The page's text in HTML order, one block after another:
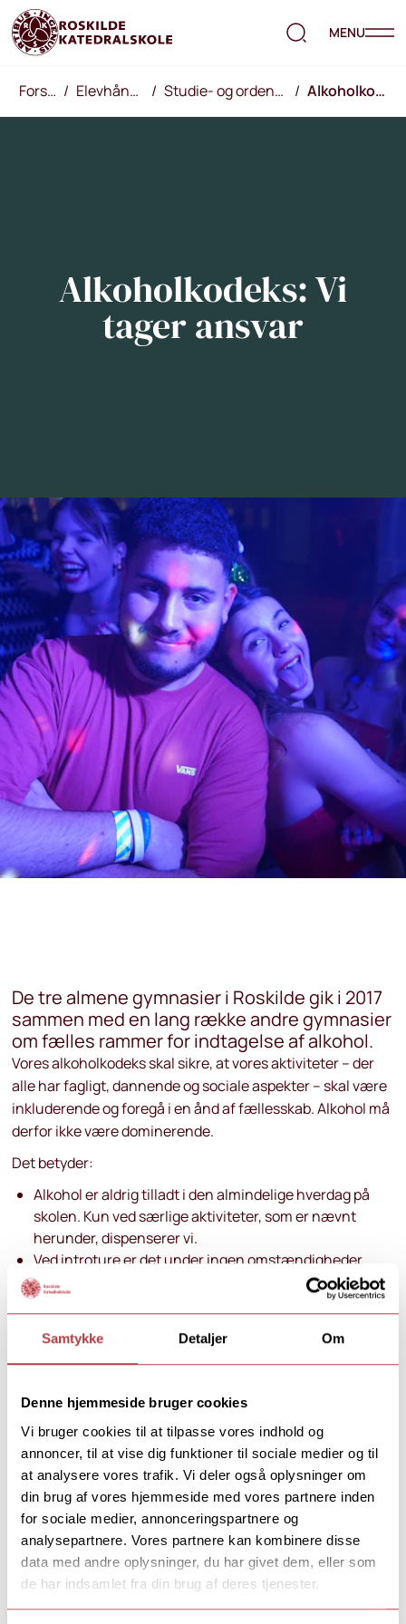
Samtykke Detaljer Om
Denne hjemmeside bruger cookies
Vi bruger cookies til at tilpasse vores indhold og
annoncer, til at vise dig funktioner til sociale medier og til
at analysere vores trafik. Vi deler også oplysninger om
din brug af vores hjemmeside med vores partnere inden
for sociale medier, annonceringspartnere og
analysepartnere. Vores partnere kan kombinere disse
data med andre oplysninger, du har givet dem, eller som
de har indsamlet fra din brug af deres tjenester.
MENU
Forside / Elevhåndbog / Studie- og ordensregler / Alkoholkodeks
Alkoholkodeks: Vi
tager ansvar
De tre almene gymnasier i Roskilde gik i 2017
sammen med en lang række andre gymnasier
om fælles rammer for indtagelse af alkohol.
Vores alkoholkodeks skal sikre, at vores aktiviteter – der
alle har fagligt, dannende og sociale aspekter – skal være
inkluderende og foregå i en ånd af fællesskab. Alkohol må
derfor ikke være dominerende.
Det betyder:
Alkohol er aldrig tilladt i den almindelige hverdag på
skolen. Kun ved særlige aktiviteter, som er nævnt
herunder, dispenserer vi.
Ved introture er det under ingen omstændigheder
tilladt at indtage alkohol.
Studieture indgår i den almindelige hverdag, og derfor
Fester og cafeer
Alle gymnasiefester er lukkede fester kun for skolens
Vi holder højst fem fester årligt samt en afsluttende
studentermiddag. Derudover afholdes cafeer og andre
former for performance (teater, musical og lignende),
hvor der kan være begrænset udskænkning af alkohol.
Der er altid ansvarligt personale til stede ved fester og
andre arrangementer.
Gratis vand er altid tilgængeligt ved skolens
arrangementer.
Elever, der ved deres adfærd ved fester viser at have